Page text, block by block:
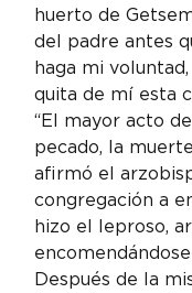
huerto de
del padre antes
haga mi
quita de mí esta
“El mayor acto
pecado, la
afirmó el
congregación a
hizo el leproso,
Después de la